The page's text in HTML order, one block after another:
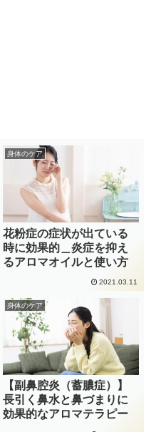
身体のケア
花粉症の症状が出ている
時に効果的＿炎症を抑え
るアロマオイルと使い方
2021.03.11
身体のケア
【副鼻腔炎（蓄膿症）】
長引く鼻水と鼻づまりに
効果的なアロマテラピー